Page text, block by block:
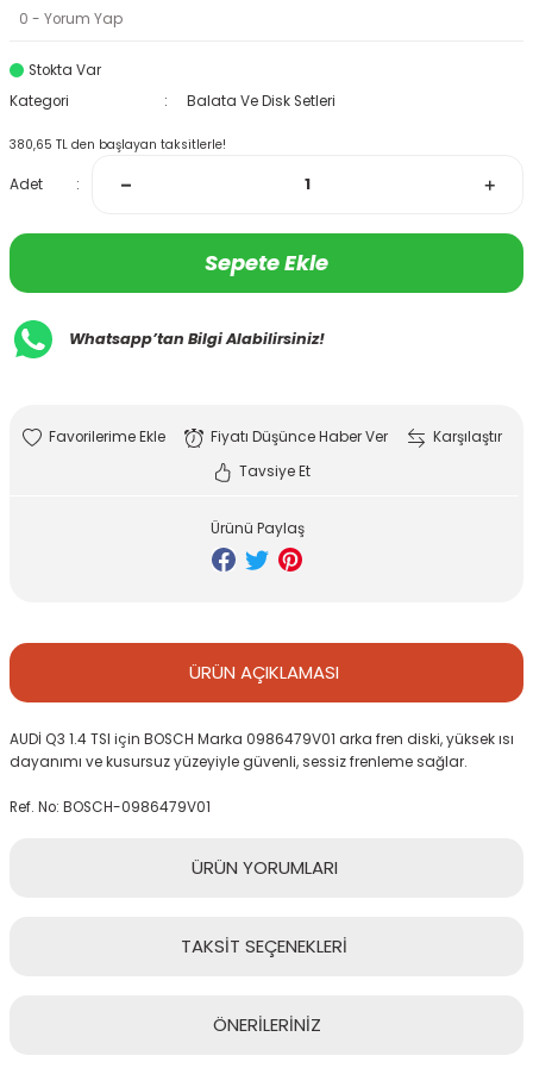
0 - Yorum Yap
Stokta Var
Kategori
Balata Ve Disk Setleri
380,65 TL den başlayan taksitlerle!
Adet
Sepete Ekle
Whatsapp’tan Bilgi Alabilirsiniz!
Fiyatı Düşünce Haber Ver
Karşılaştır
Tavsiye Et
Ürünü Paylaş
ÜRÜN AÇIKLAMASI
AUDİ Q3 1.4 TSI için BOSCH Marka 0986479V01 arka fren diski, yüksek ısı
dayanımı ve kusursuz yüzeyiyle güvenli, sessiz frenleme sağlar.
Ref. No: BOSCH-0986479V01
ÜRÜN YORUMLARI
TAKSİT SEÇENEKLERİ
ÖNERİLERİNİZ